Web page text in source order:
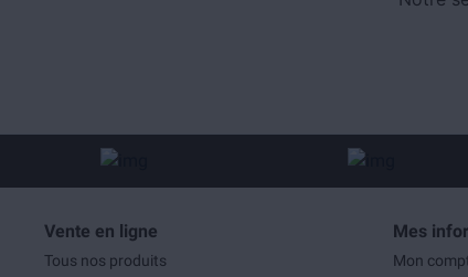
Vente en ligne
Tous nos produits
Mes
Mon